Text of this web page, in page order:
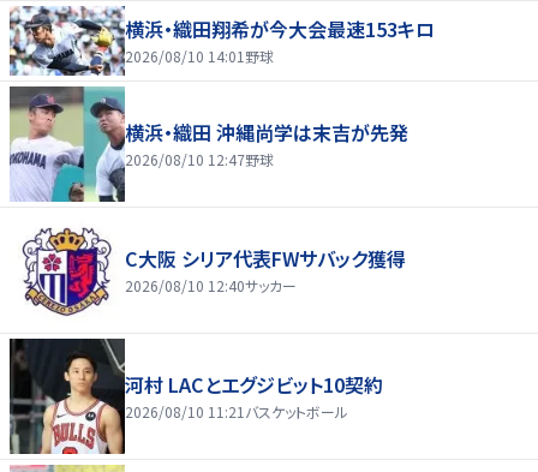
横浜・織田翔希が今大会最速153キロ
2026/08/10 14:01野球
横浜・織田 沖縄尚学は末吉が先発
2026/08/10 12:47野球
C大阪 シリア代表FWサバック獲得
2026/08/10 12:40サッカー
河村 LACとエグジビット10契約
2026/08/10 11:21 バスケットボール